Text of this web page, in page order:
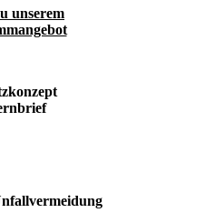
unserem